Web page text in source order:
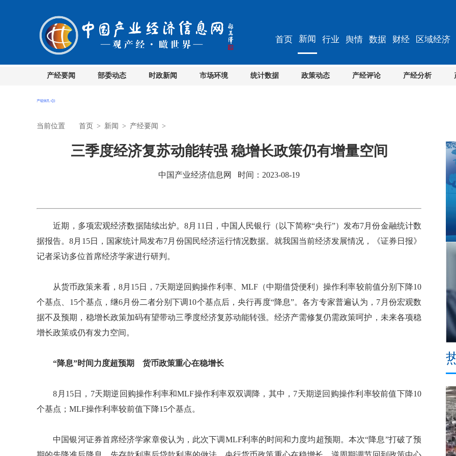
首页 新闻
产经要闻 部委动态 时政新闻 市场环境 统计数据 政策动态 产经评论 产经分析
行业 舆情 数据 财经 区域经济
当前位置 首页 > 新闻 > 产经要闻 >
三季度经济复苏动能转强 稳增长政策仍有增量空间
中国产业经济信息网 时间：2023-08-19
近期，多项宏观经济数据陆续出炉。8月11日，中国人民银行（以下简称“央行”）发布7月份金融统计数
据报告。8月15日，国家统计局发布7月份国民经济运行情况数据。就我国当前经济发展情况，《证券日报》
记者采访多位首席经济学家进行研判。
从货币政策来看，8月15日，7天期逆回购操作利率、MLF（中期借贷便利）操作利率较前值分别下降10
个基点、15个基点，继6月份二者分别下调10个基点后，央行再度“降息”。各方专家普遍认为，7月份宏观数
据不及预期，稳增长政策加码有望带动三季度经济复苏动能转强。经济产需修复仍需政策呵护，未来各项稳
增长政策或仍有发力空间。
“降息”时间力度超预期 货币政策重心在稳增长
8月15日，7天期逆回购操作利率和MLF操作利率双双调降，其中，7天期逆回购操作利率较前值下降10
个基点；MLF操作利率较前值下降15个基点。
中国银河证券首席经济学家章俊认为，此次下调MLF利率的时间和力度均超预期。本次“降息”打破了预